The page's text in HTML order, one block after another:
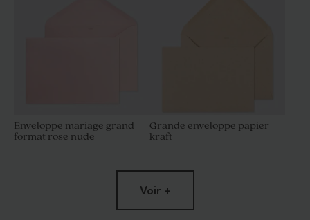
Enveloppe mariage grand
format rose nude
Grande enveloppe papier
kraft
Voir +